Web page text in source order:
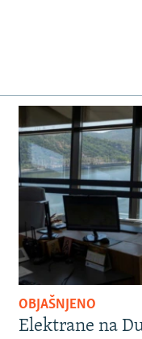
OBJAŠNJENO
Elektrane na